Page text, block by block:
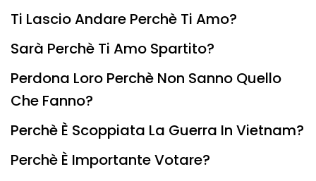
Ti Lascio Andare Perchè Ti Amo?
Sarà Perchè Ti Amo Spartito?
Perdona Loro Perchè Non Sanno Quello
Che Fanno?
Perchè È Scoppiata La Guerra In Vietnam?
Perchè È Importante Votare?